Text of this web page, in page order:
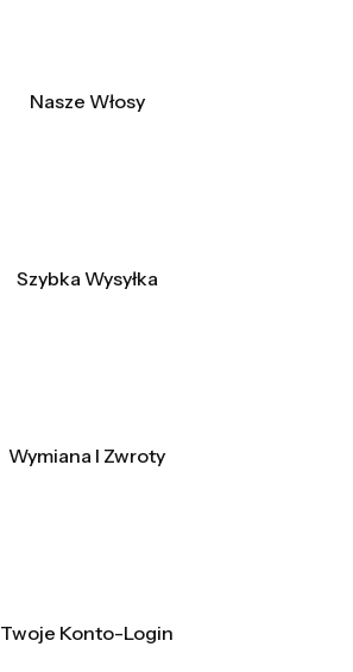
Nasze Włosy
Szybka Wysyłka
Wymiana I Zwroty
Twoje Konto-Login